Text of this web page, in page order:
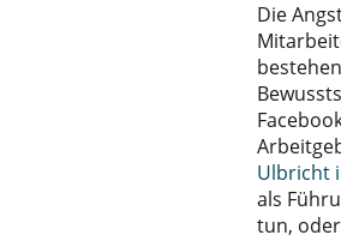
Die
Ulbricht
als
tun,